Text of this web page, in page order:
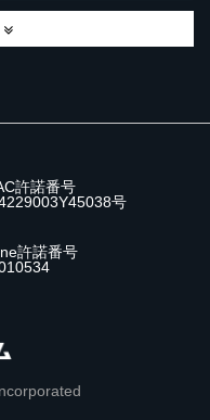
許諾番号
号
許諾番号